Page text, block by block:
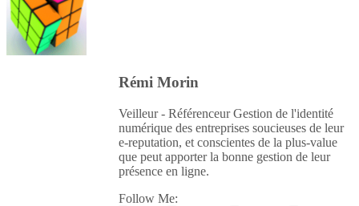
Rémi Morin
Veilleur - Référenceur Gestion de l'identité
numérique des entreprises soucieuses de leur
e-reputation, et conscientes de la plus-value
que peut apporter la bonne gestion de leur
présence en ligne.
Follow Me: